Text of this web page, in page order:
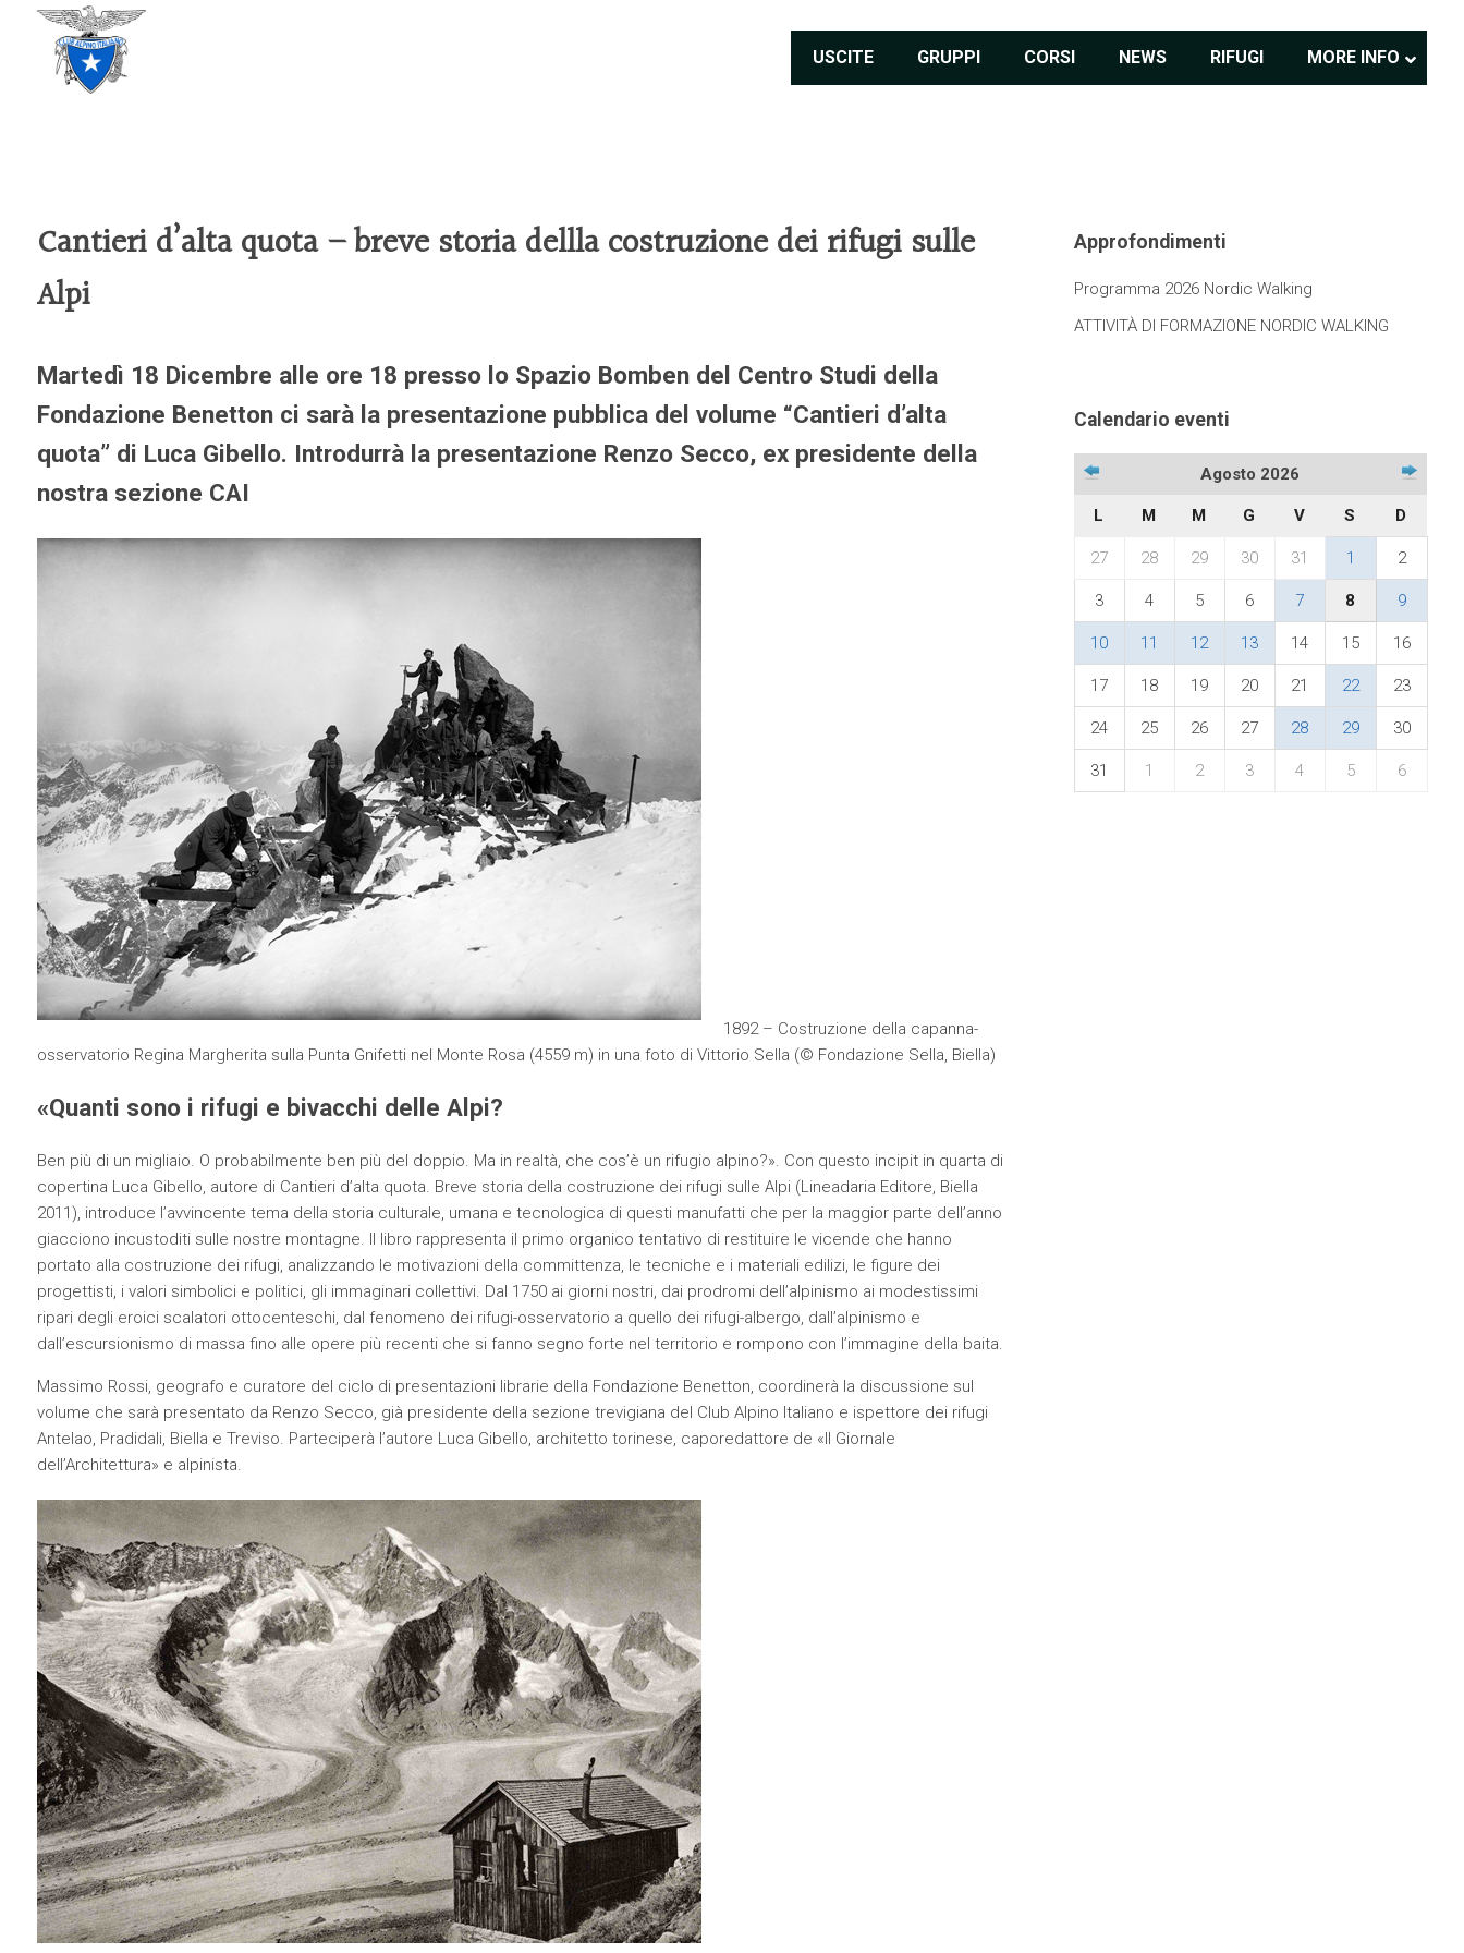
USCITE GRUPPI CORSI NEWS RIFUGI MORE INFO
Cantieri d’alta quota – breve storia dellla costruzione dei rifugi sulle
Alpi
Martedì 18 Dicembre alle ore 18 presso lo Spazio Bomben del Centro Studi della
Fondazione Benetton ci sarà la presentazione pubblica del volume “Cantieri d’alta
quota” di Luca Gibello. Introdurrà la presentazione Renzo Secco, ex presidente della
nostra sezione CAI
1892 – Costruzione della capanna-
osservatorio Regina Margherita sulla Punta Gnifetti nel Monte Rosa (4559 m) in una foto di Vittorio Sella (© Fondazione Sella, Biella)
«Quanti sono i rifugi e bivacchi delle Alpi?
Ben più di un migliaio. O probabilmente ben più del doppio. Ma in realtà, che cos’è un rifugio alpino?». Con questo incipit in quarta di
copertina Luca Gibello, autore di Cantieri d’alta quota. Breve storia della costruzione dei rifugi sulle Alpi (Lineadaria Editore, Biella
2011), introduce l’avvincente tema della storia culturale, umana e tecnologica di questi manufatti che per la maggior parte dell’anno
giacciono incustoditi sulle nostre montagne. Il libro rappresenta il primo organico tentativo di restituire le vicende che hanno
portato alla costruzione dei rifugi, analizzando le motivazioni della committenza, le tecniche e i materiali edilizi, le figure dei
progettisti, i valori simbolici e politici, gli immaginari collettivi. Dal 1750 ai giorni nostri, dai prodromi dell’alpinismo ai modestissimi
ripari degli eroici scalatori ottocenteschi, dal fenomeno dei rifugi-osservatorio a quello dei rifugi-albergo, dall’alpinismo e
dall’escursionismo di massa fino alle opere più recenti che si fanno segno forte nel territorio e rompono con l’immagine della baita.
Massimo Rossi, geografo e curatore del ciclo di presentazioni librarie della Fondazione Benetton, coordinerà la discussione sul
volume che sarà presentato da Renzo Secco, già presidente della sezione trevigiana del Club Alpino Italiano e ispettore dei rifugi
Antelao, Pradidali, Biella e Treviso. Parteciperà l’autore Luca Gibello, architetto torinese, caporedattore de «Il Giornale
dell’Architettura» e alpinista.
Approfondimenti
Programma 2026 Nordic Walking
ATTIVITÀ DI FORMAZIONE NORDIC WALKING
Calendario eventi
Agosto 2026
L M M G V S D
27 28 29 30 31 1 2
3 4 5 6 7 8 9
10 11 12 13 14 15 16
17 18 19 20 21 22 23
24 25 26 27 28 29 30
31 1 2 3 4 5 6